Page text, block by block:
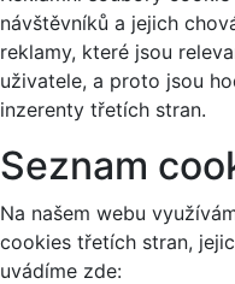
návštěvníků a jejich
reklamy, které jsou
uživatele, a proto jsou
inzerenty třetích stran.
Seznam
Na našem webu
cookies třetích stran,
uvádíme zde: